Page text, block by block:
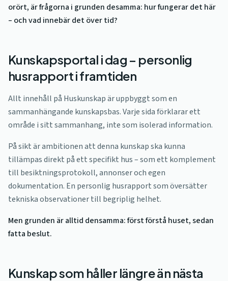
orört, är frågorna i grunden desamma: hur fungerar det här
– och vad innebär det över tid?
Kunskapsportal i dag – personlig
husrapport i framtiden
Allt innehåll på Huskunskap är uppbyggt som en
sammanhängande kunskapsbas. Varje sida förklarar ett
område i sitt sammanhang, inte som isolerad information.
På sikt är ambitionen att denna kunskap ska kunna
tillämpas direkt på ett specifikt hus – som ett komplement
till besiktningsprotokoll, annonser och egen
dokumentation. En personlig husrapport som översätter
tekniska observationer till begriplig helhet.
Men grunden är alltid densamma: först förstå huset, sedan
fatta beslut.
Kunskap som håller längre än nästa